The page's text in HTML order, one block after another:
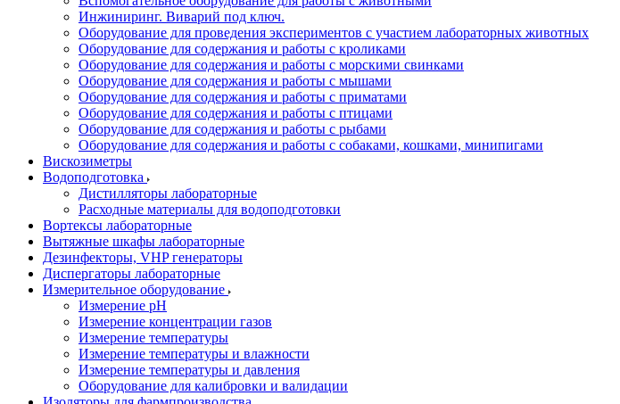
Инжиниринг. Виварий под ключ.
Оборудование для проведения экспериментов с участием лабораторных животных
Оборудование для содержания и работы с кроликами
Оборудование для содержания и работы с морскими свинками
Оборудование для содержания и работы с мышами
Оборудование для содержания и работы с приматами
Оборудование для содержания и работы с птицами
Оборудование для содержания и работы с рыбами
Оборудование для содержания и работы с собаками, кошками, минипигами
Вискозиметры
Водоподготовка
Дистилляторы лабораторные
Расходные материалы для водоподготовки
Вортексы лабораторные
Вытяжные шкафы лабораторные
Дезинфекторы, VHP генераторы
Диспергаторы лабораторные
Измерительное оборудование
Измерение pH
Измерение концентрации газов
Измерение температуры
Измерение температуры и влажности
Измерение температуры и давления
Оборудование для калибровки и валидации